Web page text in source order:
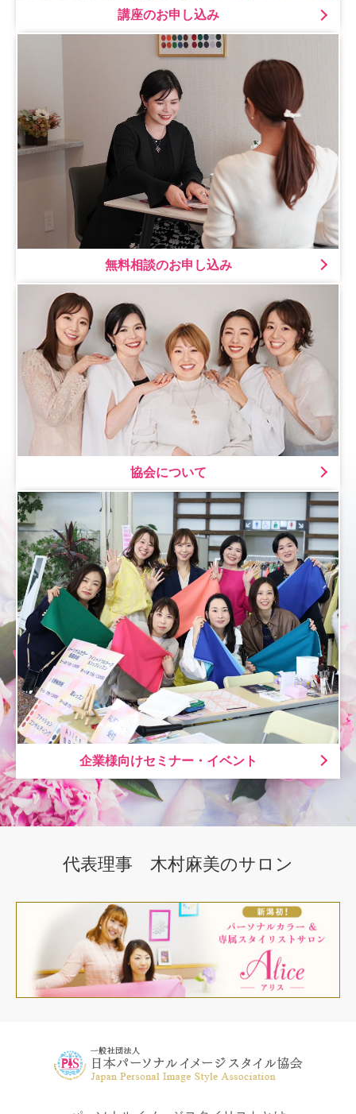
講座のお申し込み
無料相談のお申し込み
協会について
企業様向けセミナー・イベント
代表理事 木村麻美のサロン